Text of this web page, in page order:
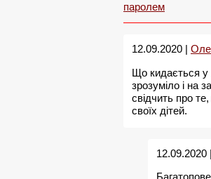
паролем
12.09.2020 |
Що кидається у
зрозуміло і на
свідчить про
своїх дітей.
12.09.2020 |